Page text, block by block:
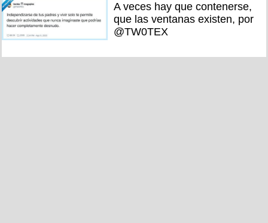
A veces hay que contenerse,
que las ventanas existen, por
@TW0TEX